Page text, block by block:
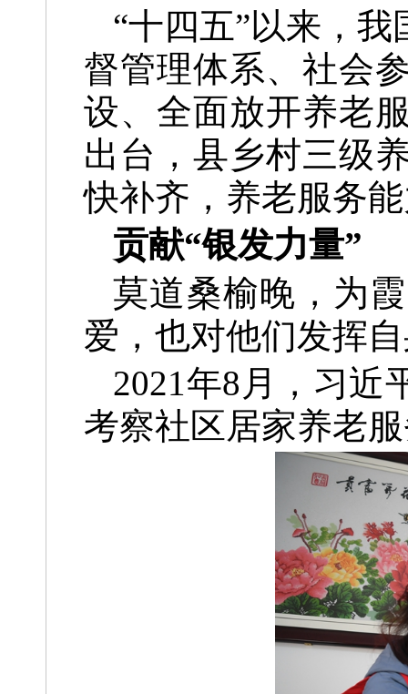
“十四五”以来，
督管理体系、社会
设、全面放开养老
出台，县乡村三级
快补齐，养老服务
贡献“银发力量”
莫道桑榆晚，为
爱，也对他们发挥
2021年8月，习近
考察社区居家养老